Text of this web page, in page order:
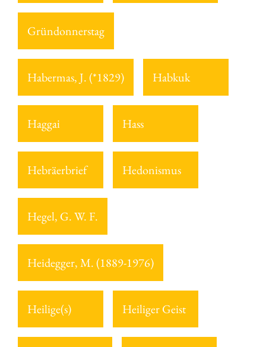
Gründonnerstag
Habermas, J. (*1829) Habkuk
Haggai Hass
Hebräerbrief Hedonismus
Hegel, G. W. F.
Heidegger, M. (1889-1976)
Heilige(s) Heiliger Geist